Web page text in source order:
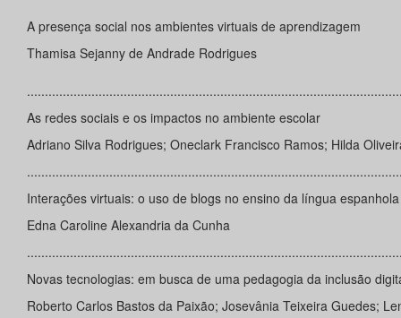
A presença social nos ambientes virtuais de aprendizagem
Thamisa Sejanny de Andrade Rodrigues
As redes sociais e os impactos no ambiente escolar
Adriano Silva Rodrigues; Oneclark Francisco Ramos; Hilda
Interações virtuais: o uso de blogs no ensino da língua espanhola
Edna Caroline Alexandria da Cunha
Novas tecnologias: em busca de uma pedagogia da inclusão
Roberto Carlos Bastos da Paixão; Josevânia Teixeira Guedes;